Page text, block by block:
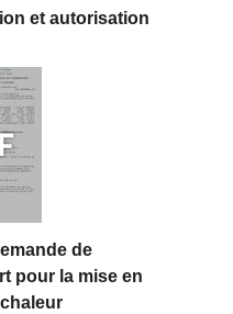
et autorisation
de
pour la mise en